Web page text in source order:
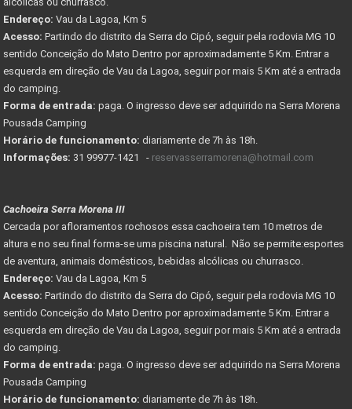
Endereço: Vau da Lagoa, Km 5
Acesso: Partindo do distrito da Serra do Cipó, seguir pela rodovia MG 10
sentido Conceição do Mato Dentro por aproximadamente 5 Km. Entrar a
esquerda em direção de Vau da Lagoa, seguir por mais 5 Km até a entrada
do camping.
Forma de entrada: paga. O ingresso deve ser adquirido na Serra Morena
Pousada Camping
Horário de funcionamento: diariamente de 7h às 18h.
Informações: 31 99977-1421 - reservasserramorena@hotmail.com
Cachoeira Serra Morena III
Cercada por afloramentos rochosos essa cachoeira tem 10 metros de
altura e no seu final forma-se uma piscina natural. Não se permite:esportes
de aventura, animais domésticos, bebidas alcólicas ou churrasco.
Endereço: Vau da Lagoa, Km 5
Acesso: Partindo do distrito da Serra do Cipó, seguir pela rodovia MG 10
sentido Conceição do Mato Dentro por aproximadamente 5 Km. Entrar a
esquerda em direção de Vau da Lagoa, seguir por mais 5 Km até a entrada
do camping.
Forma de entrada: paga. O ingresso deve ser adquirido na Serra Morena
Pousada Camping
Horário de funcionamento: diariamente de 7h às 18h.